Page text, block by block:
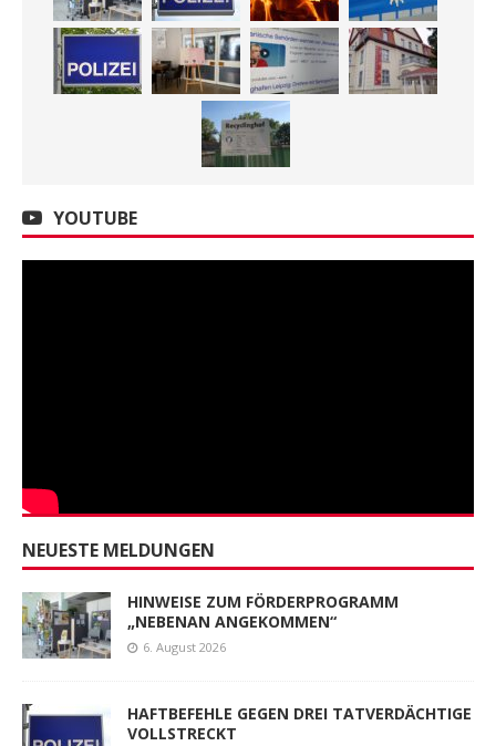
YOUTUBE
NEUESTE MELDUNGEN
HINWEISE ZUM FÖRDERPROGRAMM
„NEBENAN ANGEKOMMEN“
6. August 2026
HAFTBEFEHLE GEGEN DREI TATVERDÄCHTIGE
VOLLSTRECKT